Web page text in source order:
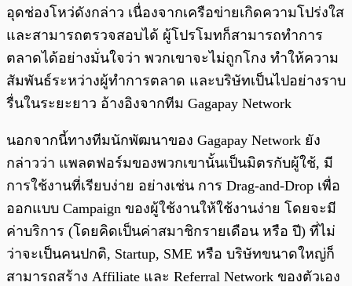
อุดช่องโหว่ดังกล่าว เนื่องจากเครือข่ายเกิดความโปร่งใส
และสามารถตรวจสอบได้ ผู้โปรโมทก็สามารถทำการ
ตลาดได้อย่างมั่นใจว่า พวกเขาจะไม่ถูกโกง ทำให้ความ
สัมพันธ์ระหว่างผู้ทำการตลาด และบริษัทเป็นไปอย่างราบ
รื่นในระยะยาว อ้างอิงจากทีม Gagapay Network
นอกจากนี้ทางทีมนักพัฒนาของ Gagapay Network ยัง
กล่าวว่า แพลตฟอร์มของพวกเขานั้นเป็นมิตรกับผู้ใช้, มี
การใช้งานที่เรียบง่าย อย่างเช่น การ Drag-and-Drop เพื่อ
ออกแบบ Campaign ของผู้ใช้งานให้ใช้งานง่าย โดยจะมี
ค่าบริการ (โดยคิดเป็นค่าสมาชิกรายเดือน หรือ ปี) ที่ไม่
ว่าจะเป็นคนปกติ, Startup, SME หรือ บริษัทขนาดใหญ่ก็
สามารถสร้าง Affiliate และ Referral Network ของตัวเอง